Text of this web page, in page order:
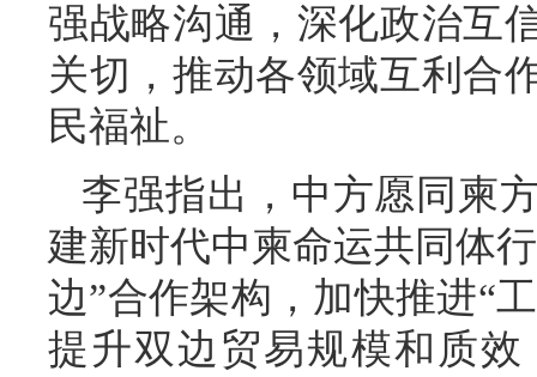
强战略沟通，深化政治互
关切，推动各领域互利合
民福祉。
李强指出，中方愿同柬
建新时代中柬命运共同体
边”合作架构，加快推进“
提升双边贸易规模和质